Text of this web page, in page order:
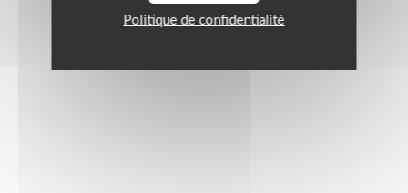
Politique de confidentialité